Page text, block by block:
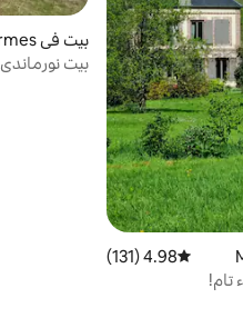
متوسط التقييم 4.98 من 5، 131 مراجعات
4.98 (131)
تام!
بيت في Ormes
بيت نورماندي